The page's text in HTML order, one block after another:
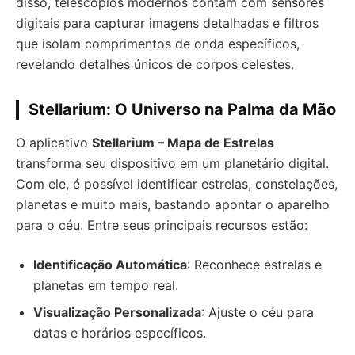
digitais para capturar imagens detalhadas e filtros
que isolam comprimentos de onda específicos,
revelando detalhes únicos de corpos celestes.
Stellarium: O Universo na Palma da Mão
O aplicativo Stellarium – Mapa de Estrelas
transforma seu dispositivo em um planetário digital.
Com ele, é possível identificar estrelas, constelações,
planetas e muito mais, bastando apontar o aparelho
para o céu. Entre seus principais recursos estão:
Identificação Automática: Reconhece estrelas e
planetas em tempo real.
Visualização Personalizada: Ajuste o céu para
datas e horários específicos.